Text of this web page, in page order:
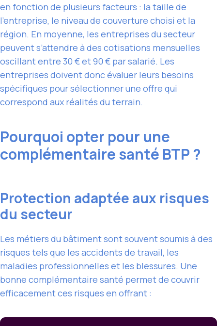
en fonction de plusieurs facteurs : la taille de
l’entreprise, le niveau de couverture choisi et la
région. En moyenne, les entreprises du secteur
peuvent s’attendre à des cotisations mensuelles
oscillant entre 30 € et 90 € par salarié. Les
entreprises doivent donc évaluer leurs besoins
spécifiques pour sélectionner une offre qui
correspond aux réalités du terrain.
Pourquoi opter pour une
complémentaire santé BTP ?
Protection adaptée aux risques
du secteur
Les métiers du bâtiment sont souvent soumis à des
risques tels que les accidents de travail, les
maladies professionnelles et les blessures. Une
bonne complémentaire santé permet de couvrir
efficacement ces risques en offrant :